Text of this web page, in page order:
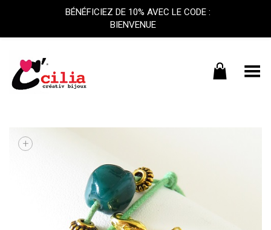
Basculer le menu
+
BÉNÉFICIEZ DE 10% AVEC LE CODE :
BIENVENUE